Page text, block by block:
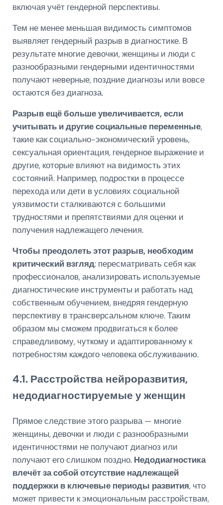
включая учёт гендерной перспективы.
Тем не менее меньшая видимость симптомов
выявляет гендерный разрыв в диагностике. В
результате многие девочки, женщины и люди с
разнообразными гендерными идентичностями
получают неверные, поздние диагнозы или вовсе
остаются без диагноза.
Разрыв ещё больше увеличивается, если
учитывать и другие социальные переменные,
такие как социально-экономический уровень,
сексуальная ориентация, гендерное выражение и
другие, которые влияют на видимость этих
состояний. Например, подростки в процессе
перехода или дети в условиях социальной
уязвимости сталкиваются с большими
трудностями и препятствиями для оценки и
получения надлежащего лечения.
Чтобы преодолеть этот разрыв, необходим
критический взгляд: пересматривать себя как
профессионалов, анализировать используемые
диагностические инструменты и работать над
собственным обучением, внедряя гендерную
перспективу в трансверсальном ключе. Таким
образом мы сможем продвигаться к более
справедливому, чуткому и адаптированному к
потребностям каждого человека обслуживанию.
4.1. Расстройства нейроразвития,
недодиагностируемые у женщин
Прямое следствие этого разрыва — многие
женщины, девочки и люди с разнообразными
идентичностями не получают диагноз или
получают его слишком поздно. Недодиагностика
влечёт за собой отсутствие надлежащей
поддержки в ключевые периоды развития, что
может привести к эмоциональным расстройствам,